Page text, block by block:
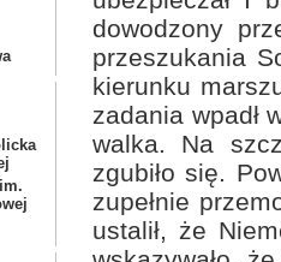
dowodzony
przeszukania
kierunku
zadania wpadł
walka. Na
zgubiło się.
zupełnie
ustalił, że